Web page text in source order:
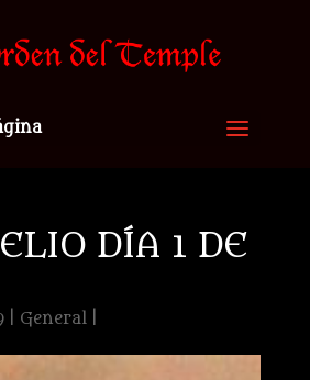
DÍA 1 DE
| General|